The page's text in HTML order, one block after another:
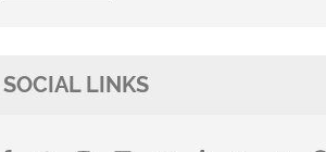
SOCIAL LINKS